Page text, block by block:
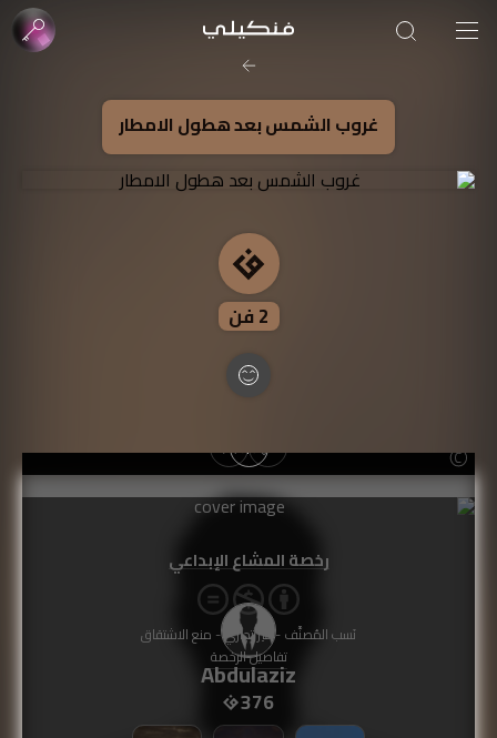
غروب الشمس بعد هطول الامطار
2فن
Abdulaziz
376
رخصة المشاع الإبداعي
نَسب المُصنَّف - غير تجاري - منع الاشتقاق
تفاصيل الرخصة
صورة الغلاف من فن
SOUFIANE Abid